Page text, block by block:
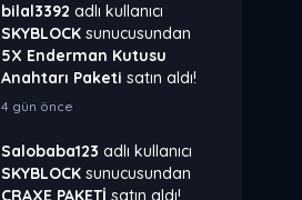
bilal3392 adlı kullanıcı
SKYBLOCK sunucusundan
5X Enderman Kutusu
Anahtarı Paketi satın aldı!
4 gün önce
Salobaba123 adlı kullanıcı
SKYBLOCK sunucusundan
CRAXE PAKETİ satın aldı!